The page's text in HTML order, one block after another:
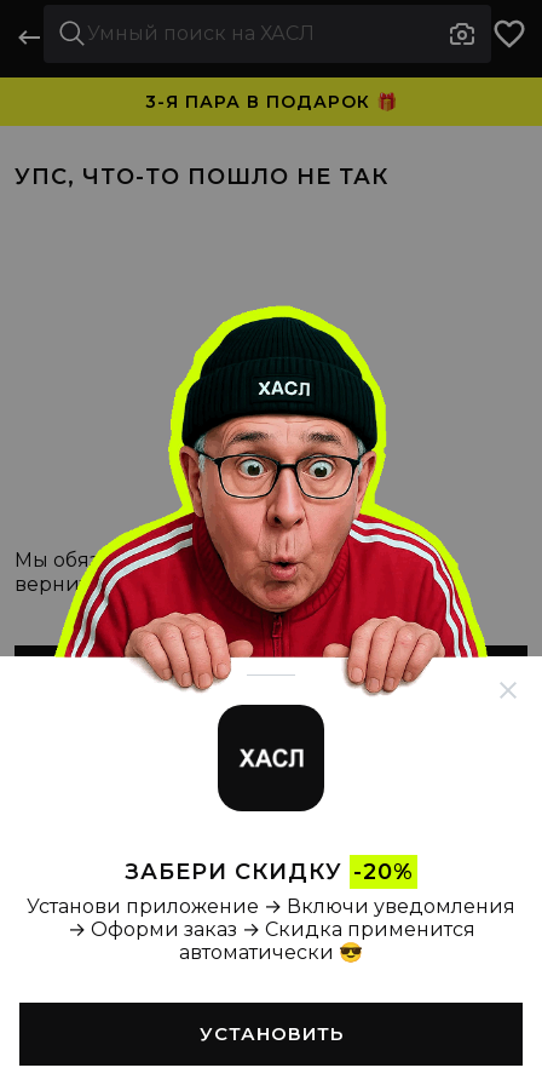
ЗАБЕРИ СКИДКУ -20%
Установи приложение → Включи уведомления
→ Оформи заказ → Скидка применится
автоматически 😎
УСТАНОВИТЬ
3-Я ПАРА В ПОДАРОК 🎁
УПС, ЧТО-ТО ПОШЛО НЕ ТАК
Мы обязательно с этим разберёмся, а пока
вернитесь на Главную
ВЕРНУТЬСЯ НА ГЛАВНУЮ
Главная Каталог Корзина Новости Профиль